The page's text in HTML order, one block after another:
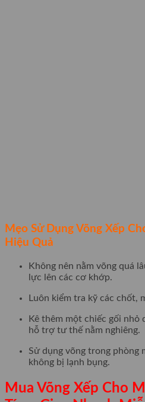
Mẹo Sử Dụng Võng Xếp
Hiệu Quả
Không nên nằm võng quá
lực lên các cơ khớp.
Luôn kiểm tra kỹ các chốt,
Kê thêm một chiếc gối nhỏ
hỗ trợ tư thế nằm nghiêng.
Sử dụng võng trong phòng
không bị lạnh bụng.
Mua Võng Xếp Cho